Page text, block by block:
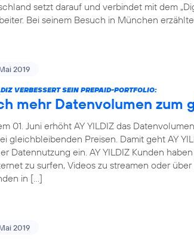
setzt darauf und verbindet mit dem
Bei seinem Besuch in München
2019
VERBESSERT SEIN PREPAID-PORTFOLIO:
mehr Datenvolumen zum
01. Juni erhöht AY YILDIZ das
gleichbleibenden Preisen. Damit geht AY
Datennutzung ein. AY YILDIZ Kunden
zu surfen, Videos zu streamen oder
in […]
2019